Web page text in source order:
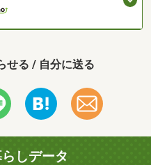
せる / 自分に送る
しデータ